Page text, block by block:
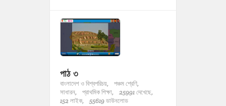
পাঠ ৩
বাংলাদেশ ও বিশ্বপরিচয়,
পঞ্চম শ্রেণি,
সাধারন,
প্রাথমিক শিক্ষা,
25991 দেখেছে,
152 লাইক,
55619 ডাউনলোড